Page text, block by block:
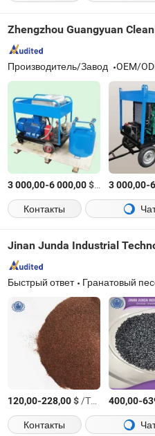
Zhengzhou Guangyuan
Производитель/Завод OEM/
3 000,00-6 000,00$/Комплект
3 000,00-
Контакты
Jinan Junda Industrial
Быстрый ответ Гранатовый песок, стальная дробь, стальная абразивная крупа, абразивная крупа из bearing steel, низкоуглеродистая стальная
120,00-228,00$/Тонн. 400,00-
Контакты